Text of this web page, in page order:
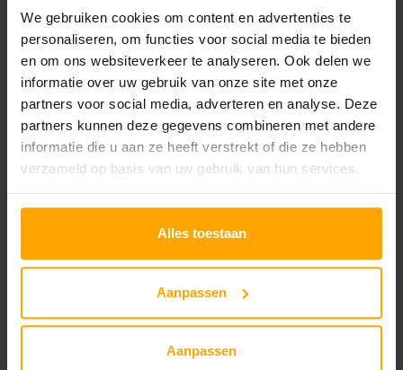
We gebruiken cookies om content en advertenties te
personaliseren, om functies voor social media te bieden
en om ons websiteverkeer te analyseren. Ook delen we
informatie over uw gebruik van onze site met onze
partners voor social media, adverteren en analyse. Deze
partners kunnen deze gegevens combineren met andere
informatie die u aan ze heeft verstrekt of die ze hebben
verzameld op basis van uw gebruik van hun services.
Alles toestaan
Aanpassen
Aanpassen
u
t
i
c
5
0
a
n
a
Beschrijving Aanvullende informatie
Beoordelingen (3)
Beschrijving